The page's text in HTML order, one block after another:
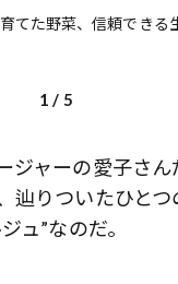
てた野菜、信頼でき
1 / 5
ャーの愛子さ
りついたひとつ
ュ”なのだ。